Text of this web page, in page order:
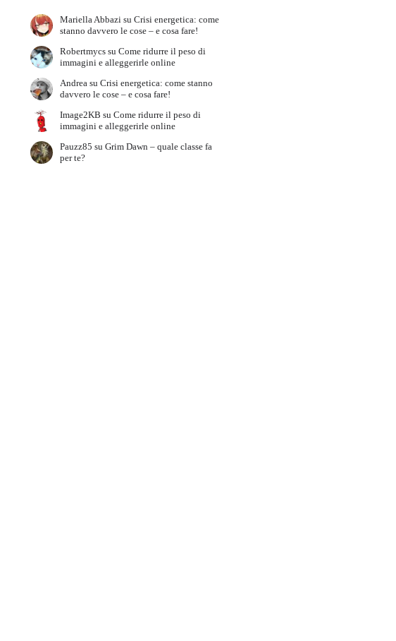
Mariella Abbazi su Crisi energetica: come
stanno davvero le cose – e cosa fare!
Robertmycssu Come ridurre il peso di
immagini e alleggerirle online
Andrea su Crisi energetica: come stanno
davvero le cose – e cosa fare!
Image2KB su Come ridurre il peso di
immagini e alleggerirle online
Pauzz85 su Grim Dawn – quale classe fa
per te?